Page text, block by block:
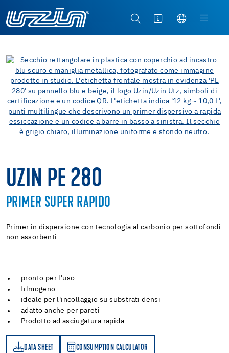
UZIN PE 280
PRIMER SUPER RAPIDO
Primer in dispersione con tecnologia al carbonio per sottofondi
non assorbenti
pronto per l'uso
filmogeno
ideale per l'incollaggio su substrati densi
adatto anche per pareti
Prodotto ad asciugatura rapida
DATA SHEET CONSUMPTION CALCULATOR
CALCULATOR